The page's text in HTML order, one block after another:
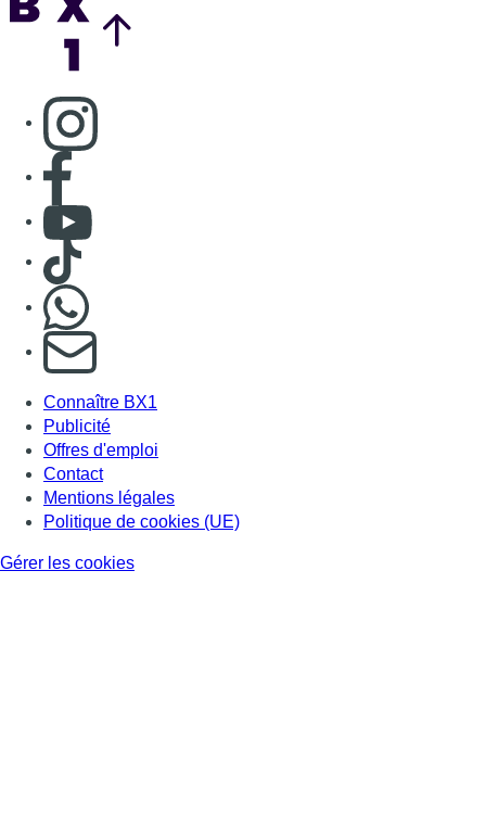
Consulter page Instagram
Consulter page Facebook
Consulter Youtube
Consulter TikTok
S'abonner à notre newsletter
Connaître BX1
Publicité
Offres d'emploi
Contact
Mentions légales
Politique de cookies (UE)
Gérer les cookies